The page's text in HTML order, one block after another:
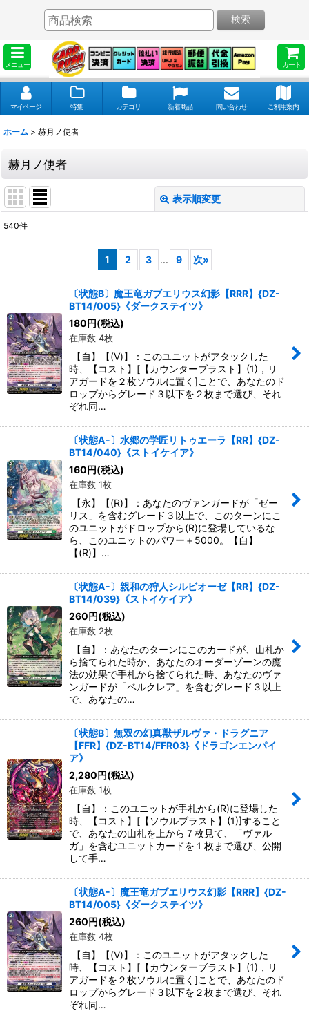
メニュー カート
検索
マイページ 特集 カテゴリ 新着商品 問い合わせ ご利用案内
ホーム > 赫月ノ使者
赫月ノ使者
表示順変更
絞り込む
540件
1 2 3 ... 9 次»
〔状態B〕魔王竜ガブエリウス幻影【RRR】{DZ-
BT14/005}《ダークステイツ》
180円(税込)
在庫数 4枚
【自】【(V)】：このユニットがアタックした
時、【コスト】[【カウンターブラスト】(1)，リ
アガードを２枚ソウルに置く]ことで、あなたのド
ロップからグレード３以下を２枚まで選び、それ
ぞれ同…
〔状態A-〕水郷の学匠リトゥエーラ【RR】{DZ-
BT14/040}《ストイケイア》
160円(税込)
在庫数 1枚
【永】【(R)】：あなたのヴァンガードが「ゼー
リス」を含むグレード３以上で、このターンにこ
のユニットがドロップから(R)に登場しているな
ら、このユニットのパワー＋5000。【自】
【(R)】…
〔状態A-〕親和の狩人シルビオーゼ【RR】{DZ-
BT14/039}《ストイケイア》
260円(税込)
在庫数 2枚
【自】：あなたのターンにこのカードが、山札か
ら捨てられた時か、あなたのオーダーゾーンの魔
法の効果で手札から捨てられた時、あなたのヴァ
ンガードが「ベルクレア」を含むグレード３以上
で、あなたの…
〔状態B〕無双の幻真獣ザルヴァ・ドラグニア
【FFR】{DZ-BT14/FFR03}《ドラゴンエンパイ
ア》
2,280円(税込)
在庫数 1枚
【自】：このユニットが手札から(R)に登場した
時、【コスト】[【ソウルブラスト】(1)]すること
で、あなたの山札を上から７枚見て、「ヴァル
ガ」を含むユニットカードを１枚まで選び、公開
して手…
〔状態A-〕魔王竜ガブエリウス幻影【RRR】{DZ-
BT14/005}《ダークステイツ》
260円(税込)
在庫数 4枚
【自】【(V)】：このユニットがアタックした
時、【コスト】[【カウンターブラスト】(1)，リ
アガードを２枚ソウルに置く]ことで、あなたのド
ロップからグレード３以下を２枚まで選び、それ
ぞれ同…